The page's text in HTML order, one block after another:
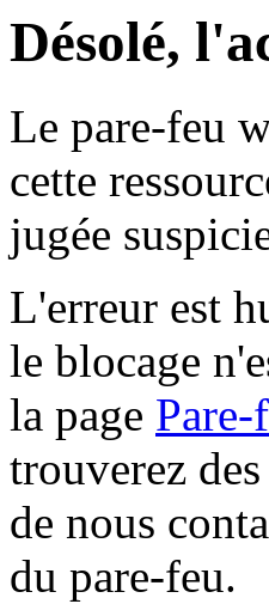
Désolé,
Le pare-feu
cette
jugée
L'erreur est
le blocage
la page
trouverez
de nous
du pare-feu.